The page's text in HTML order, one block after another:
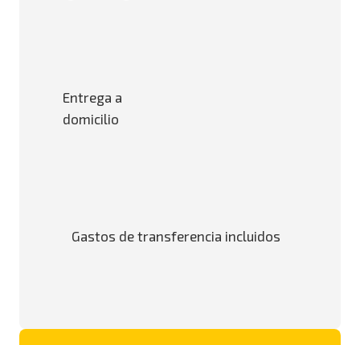
Entrega a
domicilio
Gastos de transferencia incluidos